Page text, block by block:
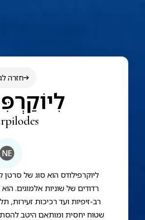
חזרה
NE
ליוקרפילודס הוא סוג של
רדודים של שוניות אלמוגים.
רב-זיפיות ועד רכיכות זעירות,
שטוח יחסית ומותאם היטב